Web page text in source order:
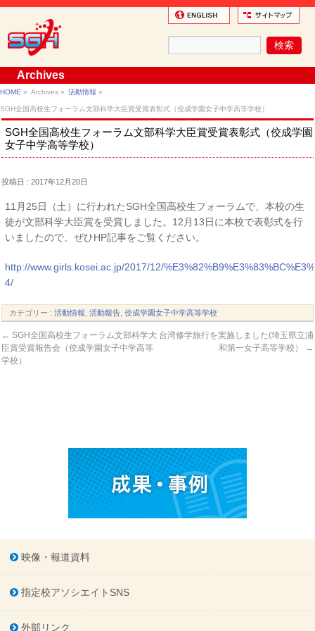
Archives
HOME » Archives » 活動情報 »
SGH全国高校生フォーラム文部科学大臣賞受賞表彰式（佼成学園女子中学高等学校）
SGH全国高校生フォーラム文部科学大臣賞受賞表彰式（佼成学園
女子中学高等学校）
投稿日 : 2017年12月20日
11月25日（土）に行われたSGH全国高校生フォーラムで、本校の生
徒が文部科学大臣賞を受賞しました。12月13日に本校で表彰式を行
いましたので、ぜひHP記事をご覧ください。
http://www.girls.kosei.ac.jp/2017/12/
4/
カテゴリー :活動情報 ,活動報告 ,佼成学園女子中学高等学校
← SGH全国高校生フォーラム文部科学大
臣賞受賞報告会（佼成学園女子中学高等
学校）
台湾修学旅行を実施しました(埼玉県立浦
和第一女子高等学校）
→
映像・報道資料
指定校アソシエイトSNS
外部リンク